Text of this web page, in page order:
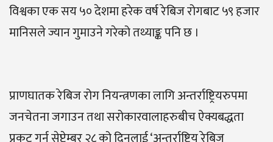
विश्वका एक सय ५० देशमा हरेक वर्ष रेबिज रोगबाट ५९ हजार
मानिसले ज्यान गुमाउने गरेको तथ्याङ्क पनि छ ।
प्राणघातक रेबिज रोग नियन्त्रणका लागि अन्तर्राष्ट्रियरुपमा
जनचेतना जगाउन तथा सरोकारवालाहरुबीच ऐक्यबद्धता